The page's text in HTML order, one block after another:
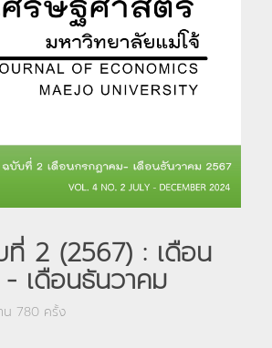
2 (2567) : เดือน
เดือนธันวาคม
น 780ครั้ง